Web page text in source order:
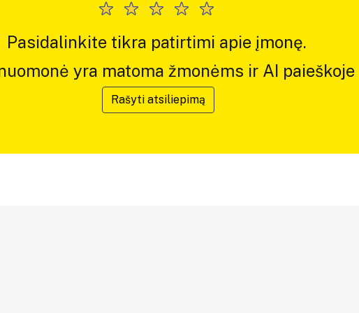
Pasidalinkite tikra patirtimi apie įmonę.
yra matoma žmonėms ir AI paieškoje
Rašyti atsiliepimą